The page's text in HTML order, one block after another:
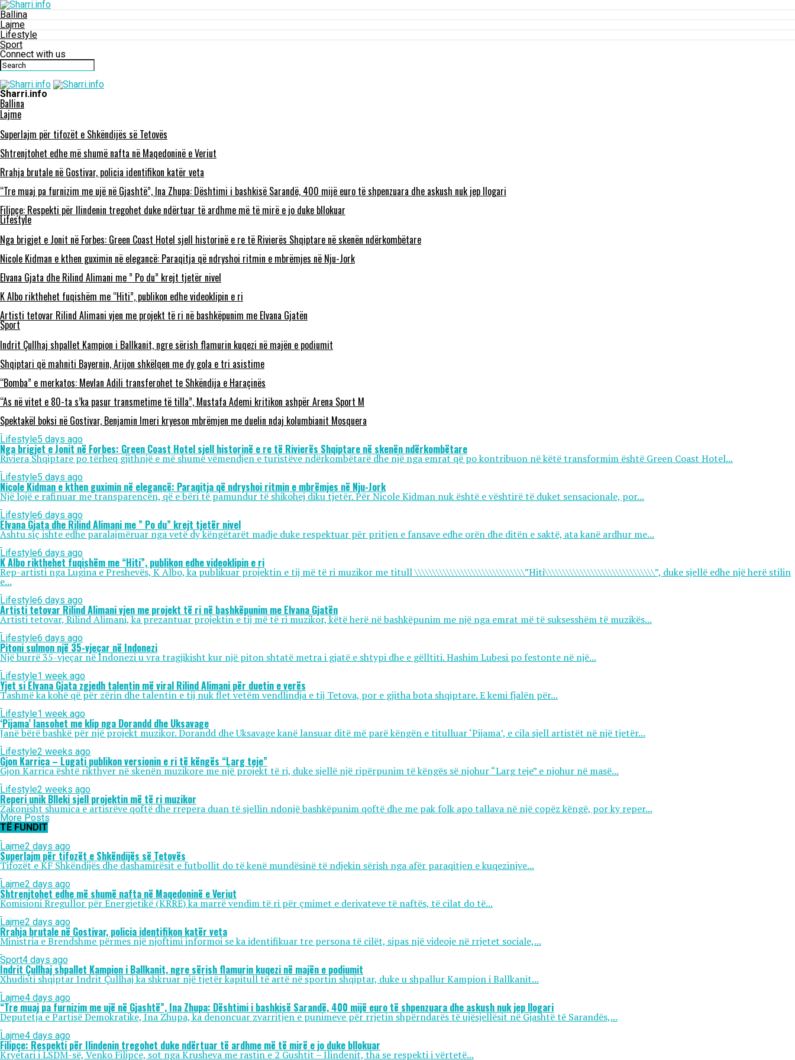
Ballina
Lajme
Lifestyle
Sport
Connect with us
Sharri.info
Ballina
Lajme
Superlajm për tifozët e Shkëndijës së Tetovës
Shtrenjtohet edhe më shumë nafta në Maqedoninë e Veriut
Rrahja brutale në Gostivar, policia identifikon katër veta
“Tre muaj pa furnizim me ujë në Gjashtë”, Ina Zhupa: Dështimi i bashkisë Sarandë, 400 mijë euro të shpenzuara dhe askush nuk jep llogari
Filipçe: Respekti për Ilindenin tregohet duke ndërtuar të ardhme më të mirë e jo duke bllokuar
Lifestyle
Nga brigjet e Jonit në Forbes: Green Coast Hotel sjell historinë e re të Rivierës Shqiptare në skenën ndërkombëtare
Nicole Kidman e kthen guximin në elegancë: Paraqitja që ndryshoi ritmin e mbrëmjes në Nju-Jork
Elvana Gjata dhe Rilind Alimani me ” Po du” krejt tjetër nivel
K Albo rikthehet fuqishëm me “Hiti”, publikon edhe videoklipin e ri
Artisti tetovar Rilind Alimani vjen me projekt të ri në bashkëpunim me Elvana Gjatën
Sport
Indrit Çullhaj shpallet Kampion i Ballkanit, ngre sërish flamurin kuqezi në majën e podiumit
Shqiptari që mahniti Bayernin, Arijon shkëlqen me dy gola e tri asistime
“Bomba” e merkatos: Mevlan Adili transferohet te Shkëndija e Haraçinës
“As në vitet e 80-ta s’ka pasur transmetime të tilla”, Mustafa Ademi kritikon ashpër Arena Sport M
Spektakël boksi në Gostivar, Benjamin Imeri kryeson mbrëmjen me duelin ndaj kolumbianit Mosquera
Lifestyle5 days ago
Nga brigjet e Jonit në Forbes: Green Coast Hotel sjell historinë e re të Rivierës Shqiptare në skenën ndërkombëtare
Riviera Shqiptare po tërheq gjithnjë e më shumë vëmendjen e turistëve ndërkombëtarë dhe një nga emrat që po kontribuon në këtë transformim është Green Coast Hotel...
Lifestyle5 days ago
Nicole Kidman e kthen guximin në elegancë: Paraqitja që ndryshoi ritmin e mbrëmjes në Nju-Jork
Një lojë e rafinuar me transparencën, që e bëri të pamundur të shikohej diku tjetër. Për Nicole Kidman nuk është e vështirë të duket sensacionale, por...
Lifestyle6 days ago
Elvana Gjata dhe Rilind Alimani me ” Po du” krejt tjetër nivel
Ashtu sìç ishte edhe paralajmëruar nga vetë dy këngëtarët madje duke respektuar pēr pritjen e fansave edhe orën dhe ditën e saktë, ata kanë ardhur me...
Lifestyle6 days ago
K Albo rikthehet fuqishëm me “Hiti”, publikon edhe videoklipin e ri
Rep-artisti nga Lugina e Preshevës, K Albo, ka publikuar projektin e tij më të ri muzikor me titull \\\\\\\\\\\\\\\\\\\\\\\\\\\\\\\”Hiti\\\\\\\\\\\\\\\\\\\\\\\\\\\\\\\”, duke sjellë edhe një herë stilin
e...
Lifestyle6 days ago
Artisti tetovar Rilind Alimani vjen me projekt të ri në bashkëpunim me Elvana Gjatën
Artisti tetovar, Rilind Alimani, ka prezantuar projektin e tij më të ri muzikor, këtë herë në bashkëpunim me një nga emrat më të suksesshëm të muzikës...
Lifestyle6 days ago
Pitoni sulmon një 35-vjeçar në Indonezi
Një burrë 35-vjeçar në Indonezi u vra tragjikisht kur një piton shtatë metra i gjatë e shtypi dhe e gëlltiti. Hashim Lubesi po festonte në një...
Lifestyle1 week ago
Yjet si Elvana Gjata zgjedh talentin më viral Rilind Alimani për duetin e verës
Tashmë ka kohë që për zërin dhe talentin e tij nuk flet vetëm vendlindja e tij Tetova, por e gjitha bota shqiptare. E kemi fjalën për...
Lifestyle1 week ago
‘Pijama’ lansohet me klip nga Dorandd dhe Uksavage
Janë bërë bashkë për një projekt muzikor. Dorandd dhe Uksavage kanë lansuar ditë më parë këngën e titulluar ‘Pijama’, e cila sjell artistët në një tjetër...
Lifestyle2 weeks ago
Gjon Karrica – Lugati publikon versionin e ri të këngës “Larg teje”
Gjon Karrica është rikthyer në skenën muzikore me një projekt të ri, duke sjellë një ripërpunim të këngës së njohur “Larg teje” e njohur në masë...
Lifestyle2 weeks ago
Reperi unik Blleki sjell projektin më të ri muzikor
Zakonisht shumica e artisrëve qoftë dhe rrepera duan të sjellin ndonjë bashkëpunim qoftë dhe me pak folk apo tallava në një copëz këngë, por ky reper...
More Posts
TË FUNDIT
Lajme2 days ago
Superlajm për tifozët e Shkëndijës së Tetovës
Tifozët e KF Shkëndijës dhe dashamirësit e futbollit do të kenë mundësinë të ndjekin sërish nga afër paraqitjen e kuqezinjve...
Lajme2 days ago
Shtrenjtohet edhe më shumë nafta në Maqedoninë e Veriut
Komisioni Rregullor për Energjetikë (KRRE) ka marrë vendim të ri për çmimet e derivateve të naftës, të cilat do të...
Lajme2 days ago
Rrahja brutale në Gostivar, policia identifikon katër veta
Ministria e Brendshme përmes një njoftimi informoi se ka identifikuar tre persona të cilët, sipas një videoje në rrjetet sociale,...
Sport4 days ago
Indrit Çullhaj shpallet Kampion i Ballkanit, ngre sërish flamurin kuqezi në majën e podiumit
Xhudisti shqiptar Indrit Çullhaj ka shkruar një tjetër kapitull të artë në sportin shqiptar, duke u shpallur Kampion i Ballkanit...
Lajme4 days ago
“Tre muaj pa furnizim me ujë në Gjashtë”, Ina Zhupa: Dështimi i bashkisë Sarandë, 400 mijë euro të shpenzuara dhe askush nuk jep llogari
Deputetja e Partisë Demokratike, Ina Zhupa, ka denoncuar zvarritjen e punimeve për rrjetin shpërndarës të ujësjellësit në Gjashtë të Sarandës,...
Lajme4 days ago
Filipçe: Respekti për Ilindenin tregohet duke ndërtuar të ardhme më të mirë e jo duke bllokuar
Kryetari i LSDM-së, Venko Filipce, sot nga Krusheva me rastin e 2 Gushtit – Ilindenit, tha se respekti i vërtetë...